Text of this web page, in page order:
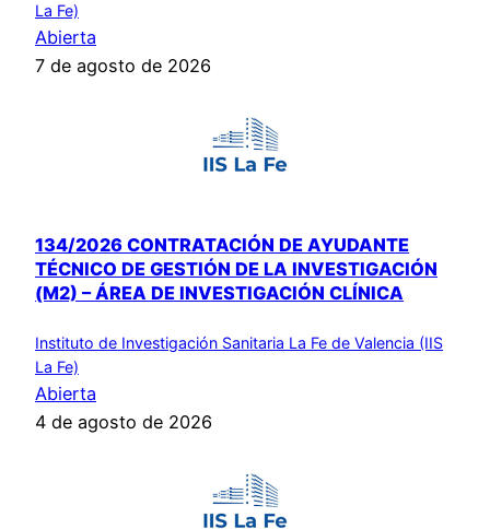
La Fe)
Abierta
7 de agosto de 2026
134/2026 CONTRATACIÓN DE AYUDANTE
TÉCNICO DE GESTIÓN DE LA INVESTIGACIÓN
(M2) – ÁREA DE INVESTIGACIÓN CLÍNICA
Instituto de Investigación Sanitaria La Fe de Valencia (IIS
La Fe)
Abierta
4 de agosto de 2026